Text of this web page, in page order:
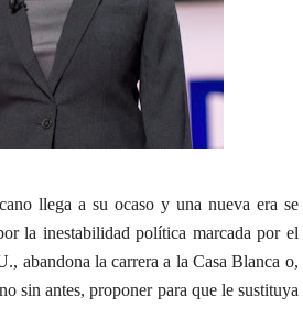
llega a su ocaso y una nueva era se
la inestabilidad política marcada por el
abandona la carrera a la Casa Blanca o,
sin antes, proponer para que le sustituya